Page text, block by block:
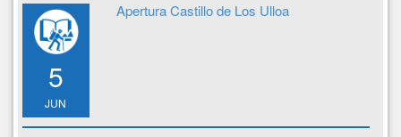
5
JUN
Apertura Castillo de Los Ulloa